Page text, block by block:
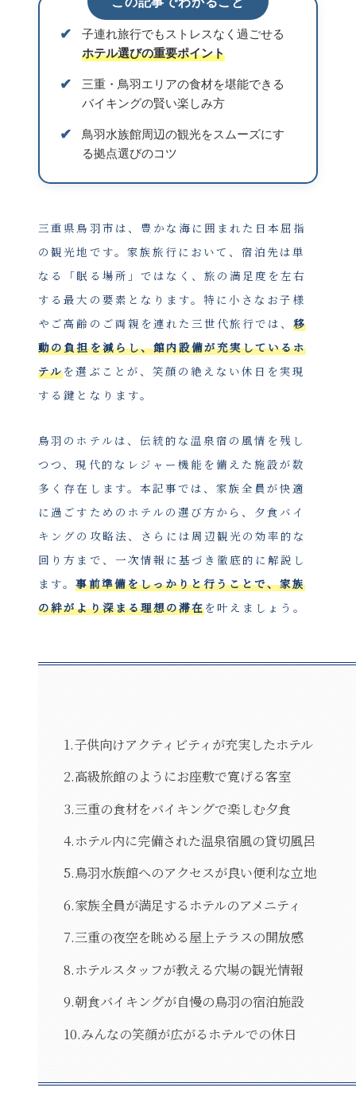
✔︎ 子連れ旅行でもストレスなく過ごせる
ホテル選びの重要ポイント
✔︎
三重・鳥羽エリアの食材を堪能できる
バイキングの賢い楽しみ方
✔︎
鳥羽水族館周辺の観光をスムーズにす
る拠点選びのコツ
三重県鳥羽市は、豊かな海に囲まれた日本屈指
の観光地です。家族旅行において、宿泊先は単
なる「眠る場所」ではなく、旅の満足度を左右
する最大の要素となります。特に小さなお子様
やご高齢のご両親を連れた三世代旅行では、 移
動の負担を減らし、館内設備が充実しているホ
テルを選ぶことが、笑顔の絶えない休日を実現
する鍵となります。
鳥羽のホテルは、伝統的な温泉宿の風情を残し
つつ、現代的なレジャー機能を備えた施設が数
多く存在します。本記事では、家族全員が快適
に過ごすためのホテルの選び方から、夕食バイ
キングの攻略法、さらには周辺観光の効率的な
回り方まで、一次情報に基づき徹底的に解説し
ます。事前準備をしっかりと行うことで、家族
の絆がより深まる理想の滞在を叶えましょう。
1.子供向けアクティビティが充実したホテル
2.高級旅館のようにお座敷で寛げる客室
3.三重の食材をバイキングで楽しむ夕食
4.ホテル内に完備された温泉宿風の貸切風呂
5.鳥羽水族館へのアクセスが良い便利な立地
6.家族全員が満足するホテルのアメニティ
7.三重の夜空を眺める屋上テラスの開放感
8.ホテルスタッフが教える穴場の観光情報
9.朝食バイキングが自慢の鳥羽の宿泊施設
10.みんなの笑顔が広がるホテルでの休日